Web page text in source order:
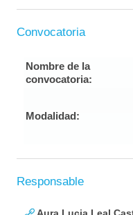
Convocatoria
Nombre de la
convocatoria:
Modalidad:
Responsable